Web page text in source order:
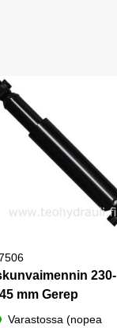
230-
mm Gerep
Varastossa (nopea